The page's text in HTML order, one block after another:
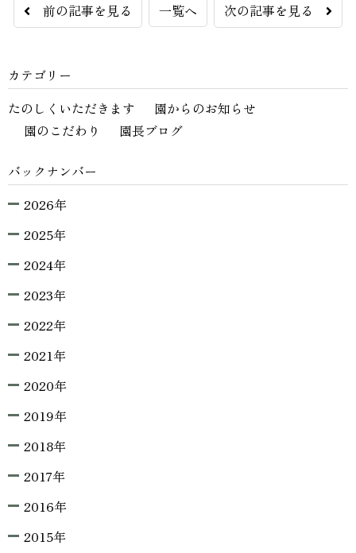
前の記事を見る 一覧へ 次の記事を見る
カテゴリー
たのしくいただきます
園からのお知らせ
園のこだわり
園長ブログ
バックナンバー
2026年
2025年
2024年
2023年
2022年
2021年
2020年
2019年
2018年
2017年
2016年
2015年